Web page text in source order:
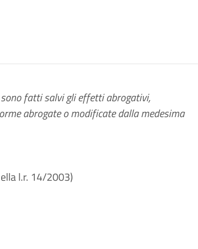
fatti salvi gli effetti abrogativi,
abrogate o modificate dalla medesima
l.r. 14/2003)